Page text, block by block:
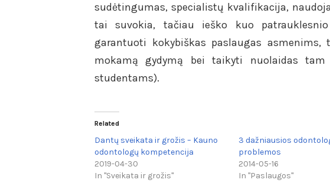
sudėtingumas, specialistų kvalifikacija,
tai suvokia, tačiau ieško kuo
garantuoti kokybiškas paslaugas
mokamą gydymą bei taikyti nuolaidas
studentams).
Related
Dantų sveikata ir grožis – Kauno
odontologų kompetencija
2019-04-30
In "Sveikata ir grožis"
3 dažniausios
problemos
2014-05-16
In "Paslaugos"